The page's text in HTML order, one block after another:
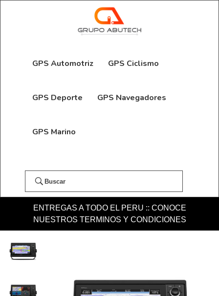
GPS Automotriz GPS Ciclismo
GPS Deporte GPS Navegadores
GPS Marino
Buscar
ENTREGAS A TODO EL PERU :: CONOCE
NUESTROS TERMINOS Y CONDICIONES